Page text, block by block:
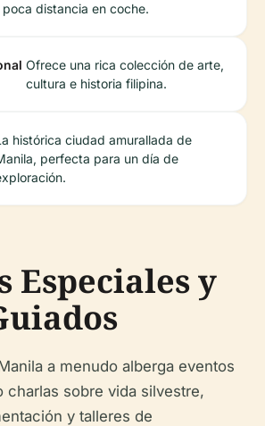
poca distancia en coche.
Ofrece una rica colección de arte,
cultura e historia filipina.
histórica ciudad amurallada de
perfecta para un día de
Especiales y
a menudo alberga eventos
charlas sobre vida silvestre,
y talleres de